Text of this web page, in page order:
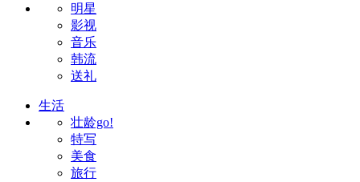
明星
影视
音乐
韩流
送礼
生活
壮龄go!
特写
美食
旅行